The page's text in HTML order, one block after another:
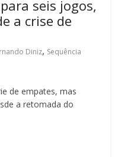
seis jogos,
a crise de
Diniz, Sequência
de empates, mas
a retomada do